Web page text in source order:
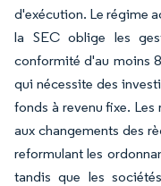
d'exécution. Le régime
la SEC oblige les
conformité d'au moins
qui nécessite des
fonds à revenu fixe. Les
aux changements des
reformulant les
tandis que les